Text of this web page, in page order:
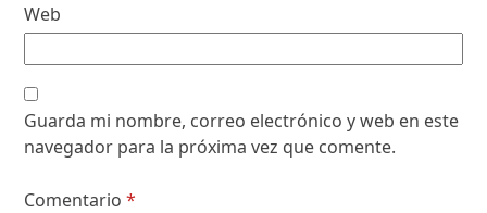
Web
Guarda mi nombre, correo electrónico y web en este
navegador para la próxima vez que comente.
Comentario*